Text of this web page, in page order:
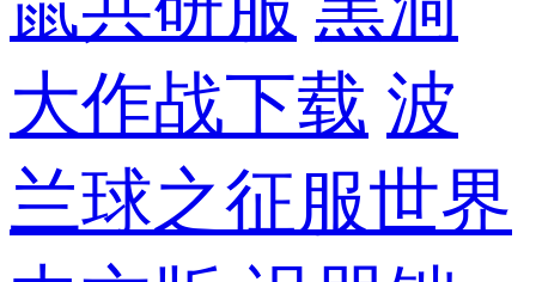
大作战下载 波
兰球之征服世界